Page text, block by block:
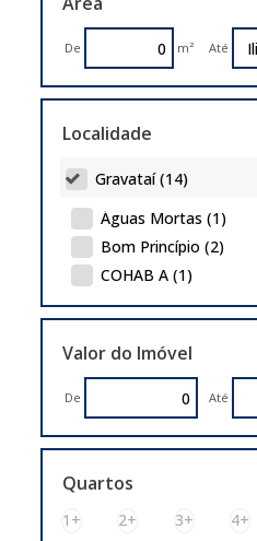
De m² Até
Localidade
Gravataí (14)
Águas Mortas (1)
Bom Princípio (2)
COHAB A (1)
Morada do Vale III (1)
Parque Florido (1)
São Jerônimo (3)
Sítio Gaúcho (1)
Vera Cruz (1)
Porto Alegre (7)
Farrapos (1)
Valor do Imóvel
De Até
Quartos
1+ 2+ 3+ 4+